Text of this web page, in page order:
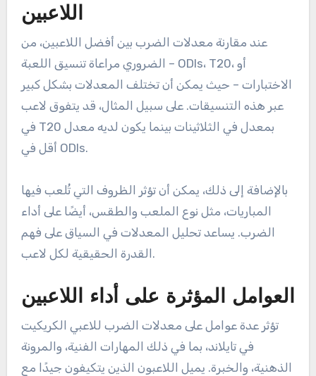
اللاعبين
عند مقارنة معدلات الضرب بين أفضل اللاعبين، من
الضروري مراعاة تنسيق اللعبة – ODIs، T20، أو
الاختبارات – حيث يمكن أن تختلف المعدلات بشكل كبير
عبر هذه التنسيقات. على سبيل المثال، قد يتفوق لاعب
في T20 بمعدل في الثلاثينات بينما يكون لديه معدل
أقل في ODIs.
بالإضافة إلى ذلك، يمكن أن تؤثر الظروف التي تُلعب فيها
المباريات، مثل نوع الملعب والطقس، أيضًا على أداء
الضرب. يساعد تحليل المعدلات في السياق على فهم
القدرة الحقيقية لكل لاعب.
العوامل المؤثرة على أداء اللاعبين
تؤثر عدة عوامل على معدلات الضرب للاعبي الكريكيت
في تايلاند، بما في ذلك المهارات الفنية، والمرونة
الذهنية، والخبرة. يميل اللاعبون الذين يتكيفون جيدًا مع